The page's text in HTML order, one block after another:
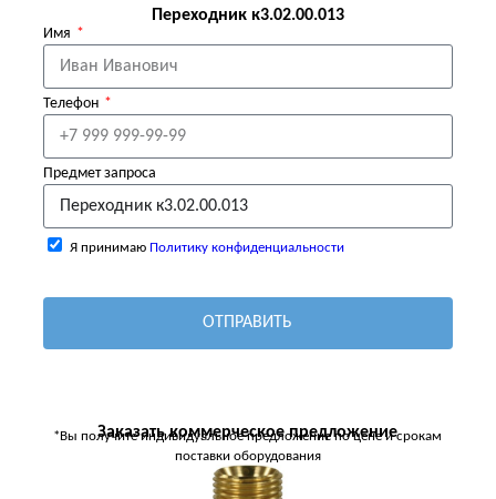
Переходник к3.02.00.013
Имя
Телефон
Предмет запроса
Я принимаю Политику конфиденциальности
ОТПРАВИТЬ
Заказать коммерческое предложение
*Вы получите индивидуальное предложение по цене и срокам
поставки оборудования